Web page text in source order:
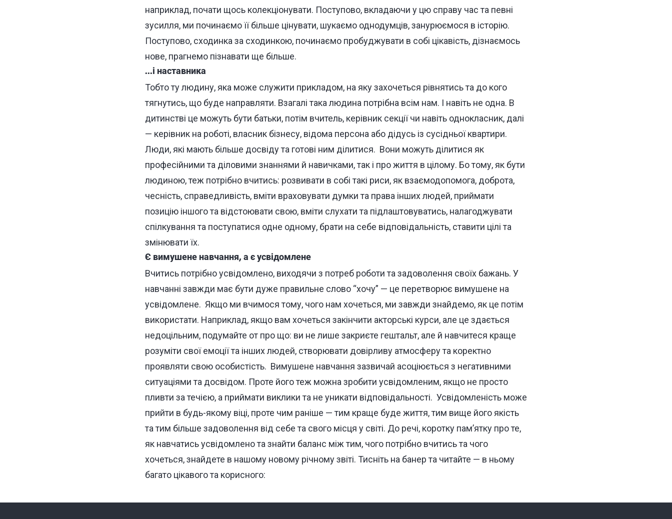
наприклад, почати щось колекціонувати. Поступово, вкладаючи у цю справу час та певні
зусилля, ми починаємо її більше цінувати, шукаємо однодумців, занурюємося в історію.
Поступово, сходинка за сходинкою, починаємо пробуджувати в собі цікавість, дізнаємось
нове, прагнемо пізнавати ще більше.
...і наставника
Тобто ту людину, яка може служити прикладом, на яку захочеться рівнятись та до кого
тягнутись, що буде направляти. Взагалі така людина потрібна всім нам. І навіть не одна. В
дитинстві це можуть бути батьки, потім вчитель, керівник секції чи навіть однокласник, далі
— керівник на роботі, власник бізнесу, відома персона або дідусь із сусідньої квартири.
Люди, які мають більше досвіду та готові ним ділитися. Вони можуть ділитися як
професійними та діловими знаннями й навичками, так і про життя в цілому. Бо тому, як бути
людиною, теж потрібно вчитись: розвивати в собі такі риси, як взаємодопомога, доброта,
чесність, справедливість, вміти враховувати думки та права інших людей, приймати
позицію іншого та відстоювати свою, вміти слухати та підлаштовуватись, налагоджувати
спілкування та поступатися одне одному, брати на себе відповідальність, ставити цілі та
змінювати їх.
Є вимушене навчання, а є усвідомлене
Вчитись потрібно усвідомлено, виходячи з потреб роботи та задоволення своїх бажань. У
навчанні завжди має бути дуже правильне слово “хочу” — це перетворює вимушене на
усвідомлене. Якщо ми вчимося тому, чого нам хочеться, ми завжди знайдемо, як це потім
використати. Наприклад, якщо вам хочеться закінчити акторські курси, але це здається
недоцільним, подумайте от про що: ви не лише закриєте гештальт, але й навчитеся краще
розуміти свої емоції та інших людей, створювати довірливу атмосферу та коректно
проявляти свою особистість. Вимушене навчання зазвичай асоціюється з негативними
ситуаціями та досвідом. Проте його теж можна зробити усвідомленим, якщо не просто
пливти за течією, а приймати виклики та не уникати відповідальності. Усвідомленість може
прийти в будь-якому віці, проте чим раніше — тим краще буде життя, тим вище його якість
та тим більше задоволення від себе та свого місця у світі. До речі, коротку пам’ятку про те,
як навчатись усвідомлено та знайти баланс між тим, чого потрібно вчитись та чого
хочеться, знайдете в нашому новому річному звіті. Тисніть на банер та читайте — в ньому
багато цікавого та корисного: